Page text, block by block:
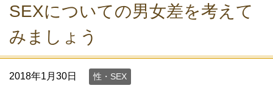
SEXについての男女差を考えて
みましょう
2018年1月30日 性・SEX